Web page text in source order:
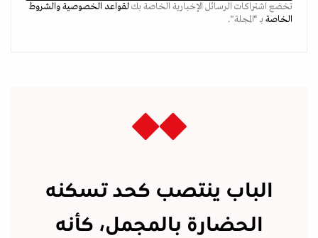
تخضع اشتراكات الرسائل الإخبارية الخاصة بكلقواعد الخصوصيةوالشروط
الخاصة بـ “المجلة".
الباب ينتصب كحد تسكنه
الحضارة بالمجمل، كأنه